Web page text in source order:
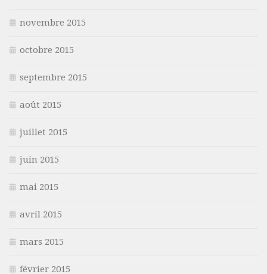
novembre 2015
octobre 2015
septembre 2015
août 2015
juillet 2015
juin 2015
mai 2015
avril 2015
mars 2015
février 2015